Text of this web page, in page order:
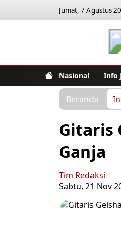
Jumat, 7 Agustus
Nasional Info
Beranda
Gitaris
Ganja
Tim Redaksi
Sabtu, 21 Nov